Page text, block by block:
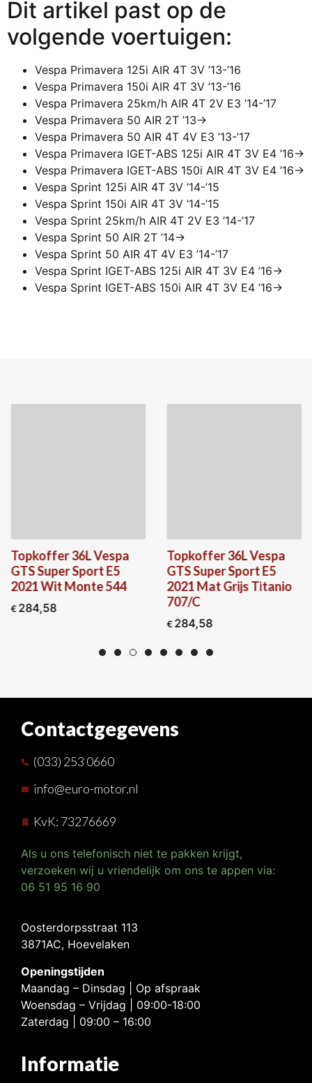
Dit artikel past op de
volgende voertuigen:
Vespa Primavera 125i AIR 4T 3V ’13-’16
Vespa Primavera 150i AIR 4T 3V ’13-’16
Vespa Primavera 25km/h AIR 4T 2V E3 ’14-’17
Vespa Primavera 50 AIR 2T ’13->
Vespa Primavera 50 AIR 4T 4V E3 ’13-’17
Vespa Primavera IGET-ABS 125i AIR 4T 3V E4 ’16->
Vespa Primavera IGET-ABS 150i AIR 4T 3V E4 ’16->
Vespa Sprint 125i AIR 4T 3V ’14-’15
Vespa Sprint 150i AIR 4T 3V ’14-’15
Vespa Sprint 25km/h AIR 4T 2V E3 ’14-’17
Vespa Sprint 50 AIR 2T ’14->
Vespa Sprint 50 AIR 4T 4V E3 ’14-’17
Vespa Sprint IGET-ABS 125i AIR 4T 3V E4 ’16->
Vespa Sprint IGET-ABS 150i AIR 4T 3V E4 ’16->
Topkoffer 36L Vespa
GTS Super Sport E5
2021 Wit Monte 544
€ 284,58
Topkoffer 36L Vespa
GTS Super Sport E5
2021 Mat Grijs Titanio
707/C
€ 284,58
Contactgegevens
(033) 253 0660
info@euro-motor.nl
KvK: 73276669
Als u ons telefonisch niet te pakken krijgt,
verzoeken wij u vriendelijk om ons te appen via:
06 51 95 16 90
Oosterdorpsstraat 113
3871AC, Hoevelaken
Openingstijden
Maandag – Dinsdag | Op afspraak
Woensdag – Vrijdag | 09:00-18:00
Zaterdag | 09:00 – 16:00
Informatie